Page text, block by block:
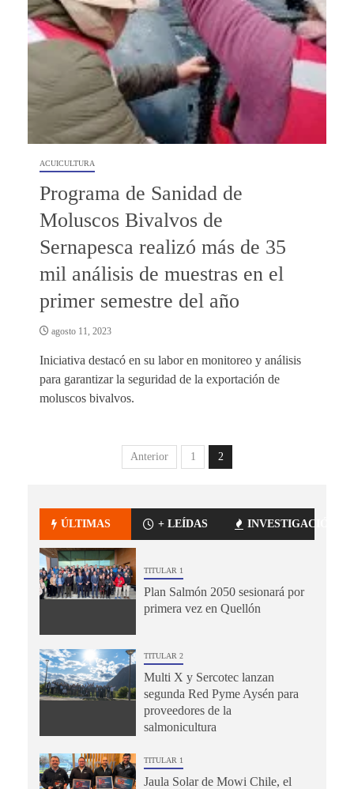
ACUICULTURA
Programa de Sanidad de
Moluscos Bivalvos de
Sernapesca realizó más de 35
mil análisis de muestras en el
primer semestre del año
agosto 11, 2023
Iniciativa destacó en su labor en monitoreo y análisis
para garantizar la seguridad de la exportación de
moluscos bivalvos.
Anterior 1 2
ÚLTIMAS + LEÍDAS INVESTIGACIÓN
TITULAR 1
Plan Salmón 2050 sesionará por
primera vez en Quellón
TITULAR 2
Multi X y Sercotec lanzan
segunda Red Pyme Aysén para
proveedores de la
salmonicultura
TITULAR 1
Jaula Solar de Mowi Chile, el